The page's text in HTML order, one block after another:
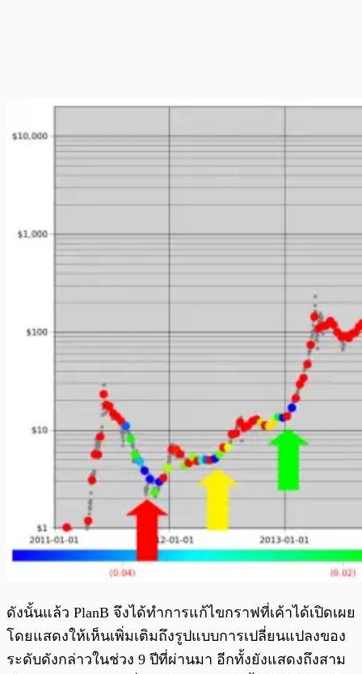
ดังนั้นแล้ว PlanB จึงได้ทำการแก้ไขกราฟที่เค้าได้เปิดเผย
โดยแสดงให้เห็นเพิ่มเติมถึงรูปแบบการเปลี่ยนแปลงของ
ระดับดังกล่าวในช่วง 9 ปีที่ผ่านมา อีกทั้งยังแสดงถึงสาม